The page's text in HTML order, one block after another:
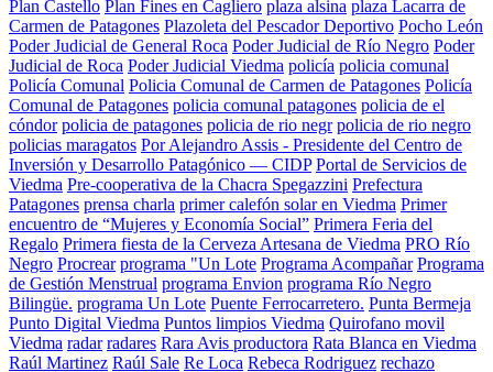
Plan Castello Plan Fines en Cagliero plaza alsina plaza Lacarra de
Carmen de Patagones Plazoleta del Pescador Deportivo Pocho León
Poder Judicial de General Roca Poder Judicial de Río Negro Poder
Judicial de Roca Poder Judicial Viedma policía policia comunal
Policía Comunal Policia Comunal de Carmen de Patagones Policía
Comunal de Patagones policia comunal patagones policia de el
cóndor policia de patagones policia de rio negr policia de rio negro
policias maragatos Por Alejandro Assis - Presidente del Centro de
Inversión y Desarrollo Patagónico — CIDP Portal de Servicios de
Viedma Pre-cooperativa de la Chacra Spegazzini Prefectura
Patagones prensa charla primer calefón solar en Viedma Primer
encuentro de “Mujeres y Economía Social” Primera Feria del
Regalo Primera fiesta de la Cerveza Artesana de Viedma PRO Río
Negro Procrear programa "Un Lote Programa Acompañar Programa
de Gestión Menstrual programa Envion programa Río Negro
Bilingüe. programa Un Lote Puente Ferrocarretero. Punta Bermeja
Punto Digital Viedma Puntos limpios Viedma Quirofano movil
Viedma radar radares Rara Avis productora Rata Blanca en Viedma
Raúl Martinez Raúl Sale Re Loca Rebeca Rodriguez rechazo